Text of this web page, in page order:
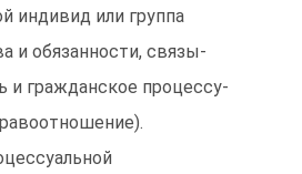
индивид или группа
и обязанности, связы-
гражданское процессу-